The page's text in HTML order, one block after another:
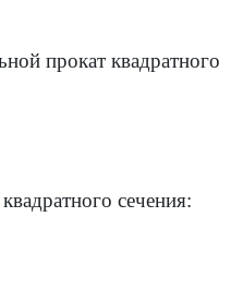
прокат квадратного
сечения: